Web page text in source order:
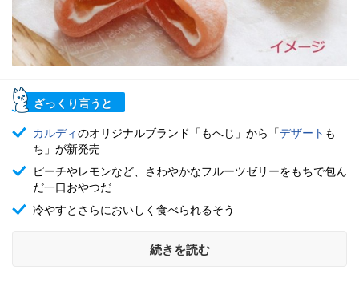
ざっくり言うと
カルディのオリジナルブランド「もへじ」から「デザート も
ち」が新発売
ピーチやレモンなど、さわやかなフルーツゼリーをもちで包ん
だ一口おやつだ
冷やすとさらにおいしく食べられるそう
続きを読む